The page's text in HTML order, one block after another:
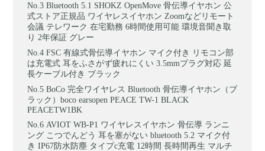
Bluetooth 5.1 SHOKZ OpenMove 骨伝導イヤホン 公
式ストア正規品 ワイヤレスイヤホン Zoomなどリモート
会議 テレワーク 在宅勤務 6時間使用可能 環境音聞き取
り 2年保証 グレー
FSC 有線式骨伝導イヤホン マイク付き リモコン部
は充電式 耳をふさがず疲れにくい 3.5mmプラグ対応 延
長ケーブル付き ブラック
BoCo 完全ワイヤレス Bluetooth 骨伝導イヤホン（ブ
ラック）boco earsopen PEACE TW-1 BLACK
PEACETW1BK
AVIOT WB-P1 ワイヤレスイヤホン 骨伝導 ランニ
ング こつでんどう 耳を塞がない bluetooth 5.2 マイク付
き IP67防水防塵 タイプc充電 12時間 長時間再生 マルチ